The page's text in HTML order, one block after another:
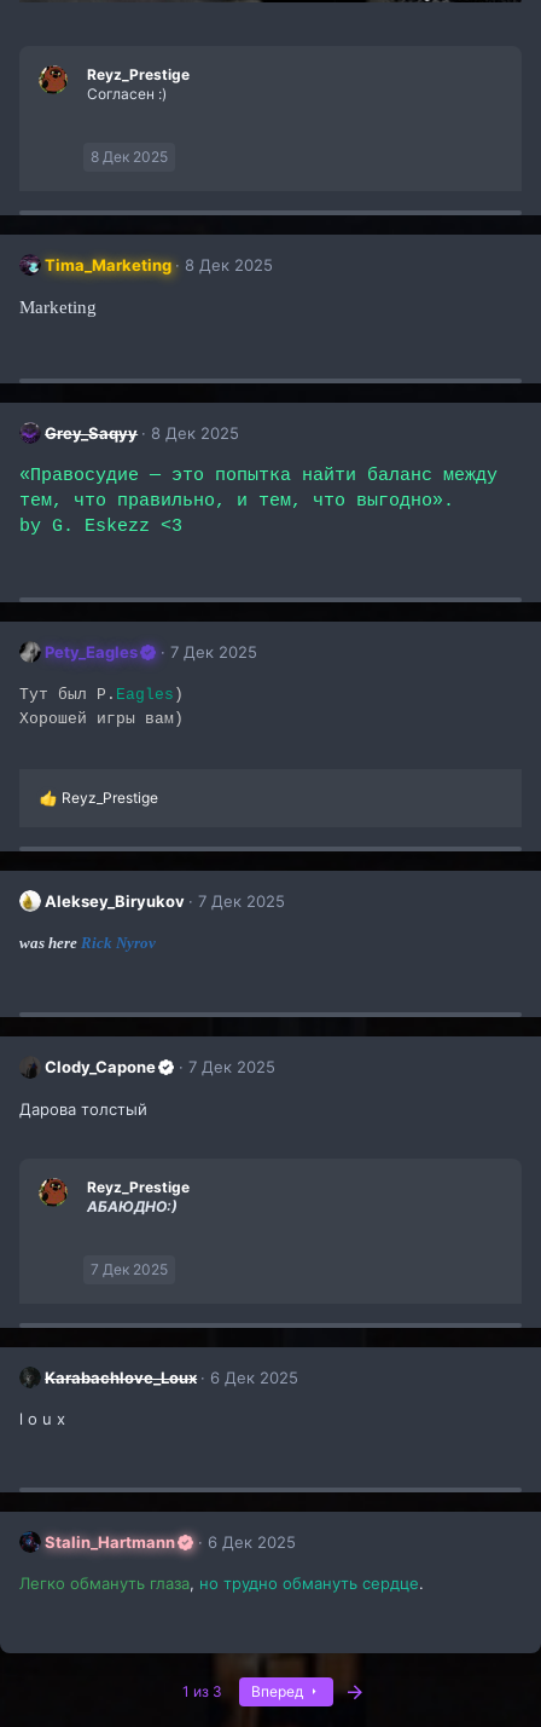
Reyz_Prestige
Согласен :)
8 Дек 2025
Tima_Marketing 8 Дек 2025
Marketing
Grey_Saqyy 8 Дек 2025
«Правосудие — это попытка найти баланс между
тем, что правильно, и тем, что выгодно».
by G. Eskezz <3
Pety_Eagles 7 Дек 2025
Тут был P. Eagles )
Хорошей игры вам)
Р
к
ц
и
Reyz_Prestige
Aleksey_Biryukov 7 Дек 2025
was here Rick Nyrov
Clody_Capone 7 Дек 2025
Дарова толстый
Reyz_Prestige
АБАЮДНО:)
7 Дек 2025
Karabachlove_Loux 6 Дек 2025
l o u x
Stalin_Hartmann 6 Дек 2025
Легко обмануть глаза, но трудно обмануть сердце.
1 из 3 Вперед